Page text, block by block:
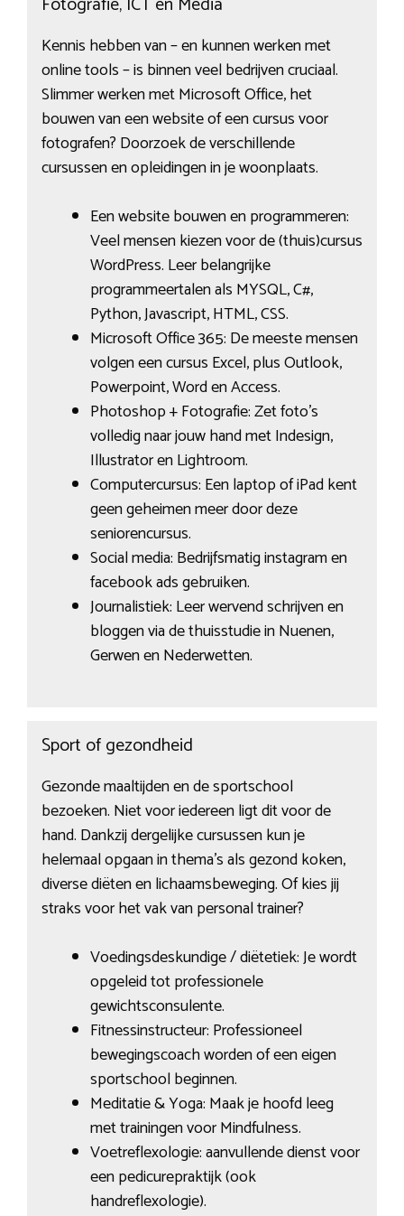
Kennis hebben van – en kunnen werken met
online tools – is binnen veel bedrijven cruciaal.
Slimmer werken met Microsoft Office, het
bouwen van een website of een cursus voor
fotografen? Doorzoek de verschillende
cursussen en opleidingen in je woonplaats.
Een website bouwen en programmeren:
Veel mensen kiezen voor de (thuis)cursus
WordPress. Leer belangrijke
programmeertalen als MYSQL, C#,
Python, Javascript, HTML, CSS.
Microsoft Office 365: De meeste mensen
volgen een cursus Excel, plus Outlook,
Powerpoint, Word en Access.
Photoshop + Fotografie: Zet foto’s
volledig naar jouw hand met Indesign,
Illustrator en Lightroom.
Computercursus: Een laptop of iPad kent
geen geheimen meer door deze
seniorencursus.
Social media: Bedrijfsmatig instagram en
facebook ads gebruiken.
Journalistiek: Leer wervend schrijven en
bloggen via de thuisstudie in Nuenen,
Gerwen en Nederwetten.
Sport of gezondheid
Gezonde maaltijden en de sportschool
bezoeken. Niet voor iedereen ligt dit voor de
hand. Dankzij dergelijke cursussen kun je
helemaal opgaan in thema’s als gezond koken,
diverse diëten en lichaamsbeweging. Of kies jij
straks voor het vak van personal trainer?
Voedingsdeskundige / diëtetiek: Je wordt
opgeleid tot professionele
gewichtsconsulente.
Fitnessinstructeur: Professioneel
bewegingscoach worden of een eigen
sportschool beginnen.
Meditatie & Yoga: Maak je hoofd leeg
met trainingen voor Mindfulness.
Voetreflexologie: aanvullende dienst voor
een pedicurepraktijk (ook
handreflexologie).